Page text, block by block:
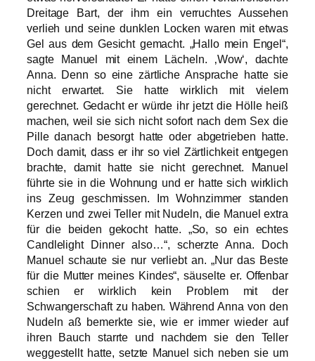
Dreitage Bart, der ihm ein verruchtes Aussehen
verlieh und seine dunklen Locken waren mit etwas
Gel aus dem Gesicht gemacht. „Hallo mein Engel“,
sagte Manuel mit einem Lächeln. ‚Wow‘, dachte
Anna. Denn so eine zärtliche Ansprache hatte sie
nicht erwartet. Sie hatte wirklich mit vielem
gerechnet. Gedacht er würde ihr jetzt die Hölle heiß
machen, weil sie sich nicht sofort nach dem Sex die
Pille danach besorgt hatte oder abgetrieben hatte.
Doch damit, dass er ihr so viel Zärtlichkeit entgegen
brachte, damit hatte sie nicht gerechnet. Manuel
führte sie in die Wohnung und er hatte sich wirklich
ins Zeug geschmissen. Im Wohnzimmer standen
Kerzen und zwei Teller mit Nudeln, die Manuel extra
für die beiden gekocht hatte. „So, so ein echtes
Candlelight Dinner also…“, scherzte Anna. Doch
Manuel schaute sie nur verliebt an. „Nur das Beste
für die Mutter meines Kindes“, säuselte er. Offenbar
schien er wirklich kein Problem mit der
Schwangerschaft zu haben. Während Anna von den
Nudeln aß bemerkte sie, wie er immer wieder auf
ihren Bauch starrte und nachdem sie den Teller
weggestellt hatte, setzte Manuel sich neben sie um